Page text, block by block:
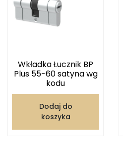
Wkładka Łucznik BP
Plus 55-60 satyna wg
kodu
Dodaj do
koszyka